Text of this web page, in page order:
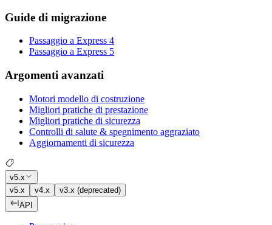
Guide di migrazione
Passaggio a Express 4
Passaggio a Express 5
Argomenti avanzati
Motori modello di costruzione
Migliori pratiche di prestazione
Migliori pratiche di sicurezza
Controlli di salute & spegnimento aggraziato
Aggiornamenti di sicurezza
v5.x
v5.x
v4.x
v3.x (deprecated)
API